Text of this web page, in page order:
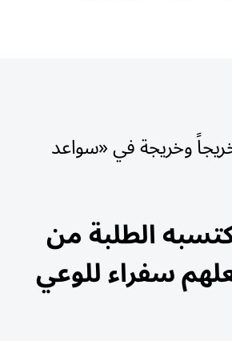
تخريج 36 خريجاً وخريجة في «سواعد
الطلبة من
سفراء للوعي